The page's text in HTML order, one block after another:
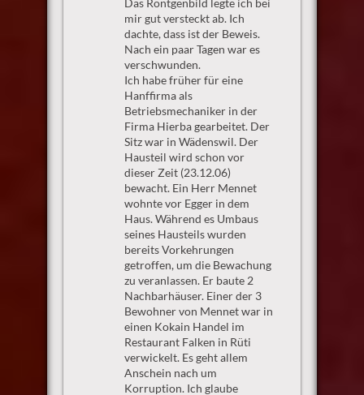
Das Röntgenbild legte ich bei
mir gut versteckt ab. Ich
dachte, dass ist der Beweis.
Nach ein paar Tagen war es
verschwunden.
Ich habe früher für eine
Hanffirma als
Betriebsmechaniker in der
Firma Hierba gearbeitet. Der
Sitz war in Wädenswil. Der
Hausteil wird schon vor
dieser Zeit (23.12.06)
bewacht. Ein Herr Mennet
wohnte vor Egger in dem
Haus. Während es Umbaus
seines Hausteils wurden
bereits Vorkehrungen
getroffen, um die Bewachung
zu veranlassen. Er baute 2
Nachbarhäuser. Einer der 3
Bewohner von Mennet war in
einen Kokain Handel im
Restaurant Falken in Rüti
verwickelt. Es geht allem
Anschein nach um
Korruption. Ich glaube